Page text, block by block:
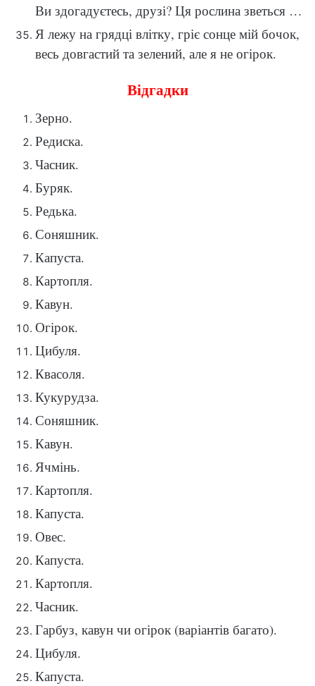
Ви здогадуєтесь, друзі? Ця рослина зветься …
Я лежу на грядці влітку, гріє сонце мій бочок,
весь довгастий та зелений, але я не огірок.
Відгадки
Зерно.
Редиска.
Часник.
Буряк.
Редька.
Соняшник.
Капуста.
Картопля.
Кавун.
Огірок.
Цибуля.
Квасоля.
Кукурудза.
Соняшник.
Кавун.
Ячмінь.
Картопля.
Капуста.
Овес.
Капуста.
Картопля.
Часник.
Гарбуз, кавун чи огірок (варіантів багато).
Цибуля.
Капуста.